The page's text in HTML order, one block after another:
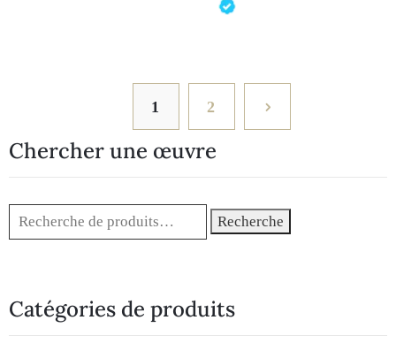
1 2
Chercher une œuvre
Recherche
Catégories de produits